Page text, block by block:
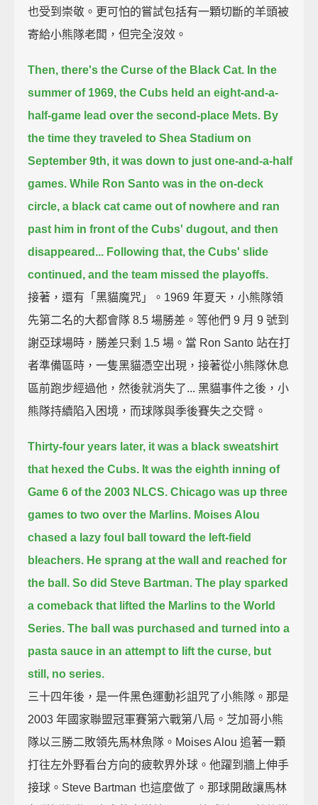
也受到崇敬。更可怕的嘗試包括有一顆切斷的羊頭被
寄給小熊隊老闆，但完全沒效。
Then, there's the Curse of the Black Cat. In the
summer of 1969, the Cubs held an eight-and-a-
half-game lead over the second-place Mets. By
the time they traveled to Shea Stadium on
September 9th, it was down to just one-and-a-half
games. While Ron Santo was in the on-deck
circle, a black cat came out of nowhere and ran
past him in front of the Cubs' dugout, and then
disappeared... Following that, the Cubs' slide
continued, and the team missed the playoffs.
接著，還有「黑貓魔咒」。1969 年夏天，小熊隊領
先第二名的大都會隊 8.5 場勝差。等他們 9 月 9 號到
謝亞球場時，勝差只剩 1.5 場。當 Ron Santo 站在打
者準備區時，一隻黑貓憑空出現，接著從小熊隊休息
區前跑步經過他，然後就消失了... 黑貓事件之後，小
熊隊持續陷入困境，而球隊與季後賽失之交臂。
Thirty-four years later, it was a black sweatshirt
that hexed the Cubs. It was the eighth inning of
Game 6 of the 2003 NLCS. Chicago was up three
games to two over the Marlins. Moises Alou
chased a lazy foul ball toward the left-field
bleachers. He sprang at the wall and reached for
the ball. So did Steve Bartman. The play sparked
a comeback that lifted the Marlins to the World
Series. The ball was purchased and turned into a
pasta sauce in an attempt to lift the curse, but
still, no series.
三十四年後，是一件黑色運動衫詛咒了小熊隊。那是
2003 年國家聯盟冠軍賽第六戰第八局。芝加哥小熊
隊以三勝二敗領先馬林魚隊。Moises Alou 追著一顆
打往左外野看台方向的疲軟界外球。他躍到牆上伸手
接球。Steve Bartman 也這麼做了。那球開啟讓馬林